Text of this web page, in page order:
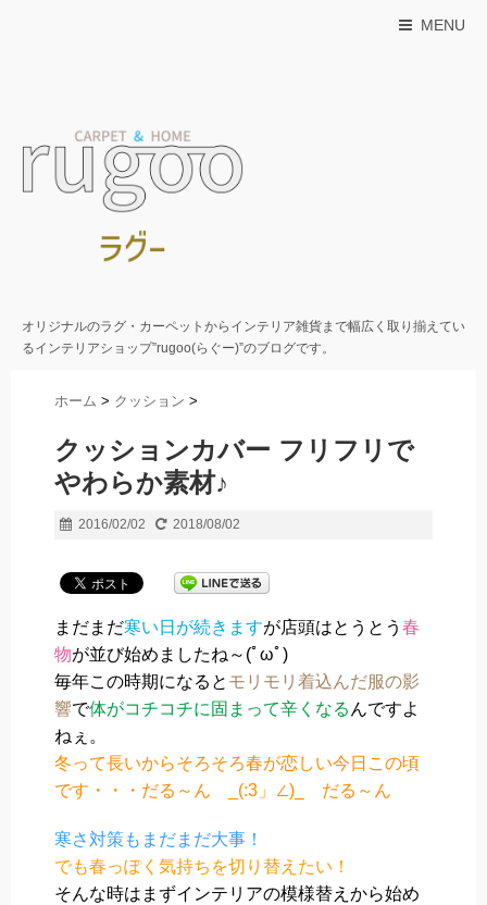
MENU
オリジナルのラグ・カーペットからインテリア雑貨まで幅広く取り揃えてい
るインテリアショップ”rugoo(らぐー)”のブログです。
ホーム > クッション >
クッションカバー フリフリで
やわらか素材♪
2016/02/02 2018/08/02
まだまだ寒い日が続きますが店頭はとうとう 春
物が並び始めましたね～(ﾟωﾟ)
毎年この時期になると モリモリ着込んだ服の影
響で体がコチコチに固まって辛くなる んですよ
ねぇ。
冬って長いからそろそろ春が恋しい今日この頃
です・・・だる～ん _(:3」∠)_ だる～ん
寒さ対策もまだまだ大事！
でも春っぽく気持ちを切り替えたい！
そんな時はまずインテリアの模様替えから始め